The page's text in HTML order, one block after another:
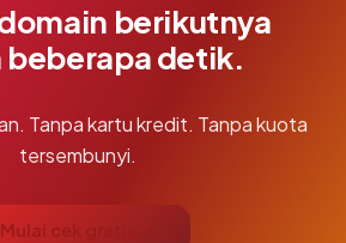
berikutnya
beberapa detik.
Tanpa kartu kredit. Tanpa kuota
tersembunyi.
Mulai cek gratis →